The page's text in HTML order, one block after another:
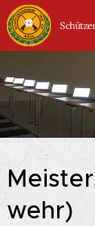
wehr)